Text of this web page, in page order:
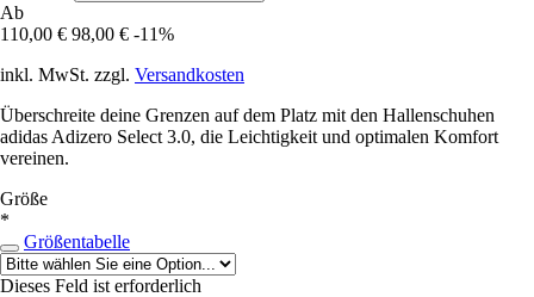
Ab
110,00 € 98,00 € -11%
inkl. MwSt. zzgl. Versandkosten
Überschreite deine Grenzen auf dem Platz mit den Hallenschuhen
adidas Adizero Select 3.0, die Leichtigkeit und optimalen Komfort
vereinen.
Größe
*
Größentabelle
Dieses Feld ist erforderlich